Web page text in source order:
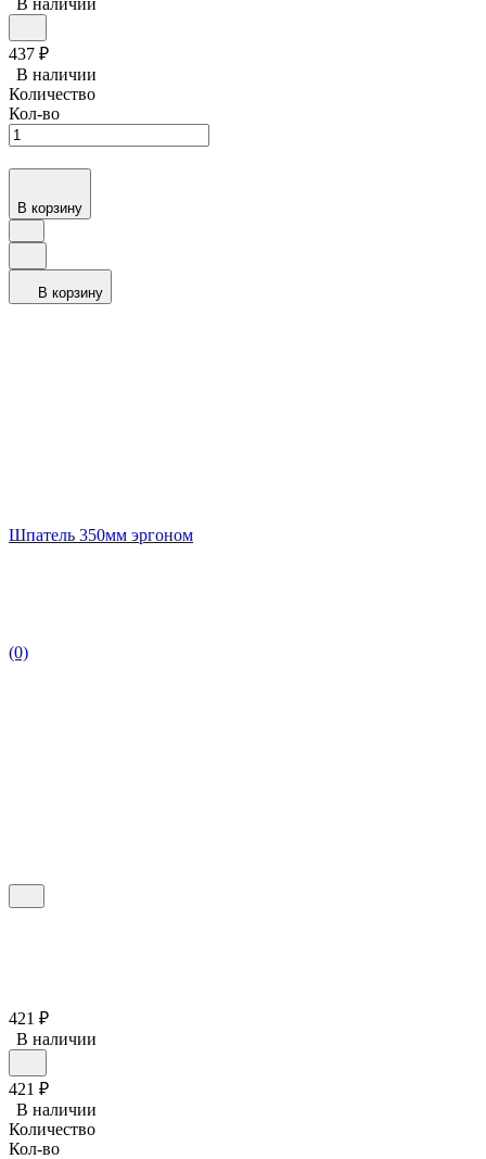
В наличии
437 ₽
В наличии
Количество
Кол-во
В корзину
В корзину
Шпатель 350мм эргоном
(0)
421 ₽
В наличии
421 ₽
В наличии
Количество
Кол-во